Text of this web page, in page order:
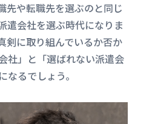
先や転職先を選ぶのと同じ
遣会社を選ぶ時代になりま
剣に取り組んでいるか否か
社」と「選ばれない派遣会
なるでしょう。